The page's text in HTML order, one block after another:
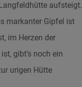
aufsteigt.
markanter Gipfel ist
im Herzen der
gibt’s noch ein
urigen Hütte